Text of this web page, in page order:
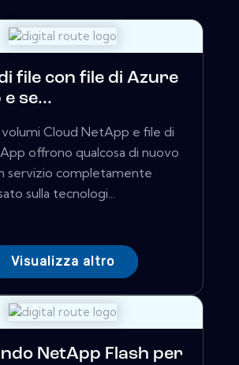
file con file di Azure
se...
Cloud NetApp e file di
offrono qualcosa di nuovo
servizio completamente
sulla tecnologi...
Visualizza altro
NetApp Flash per